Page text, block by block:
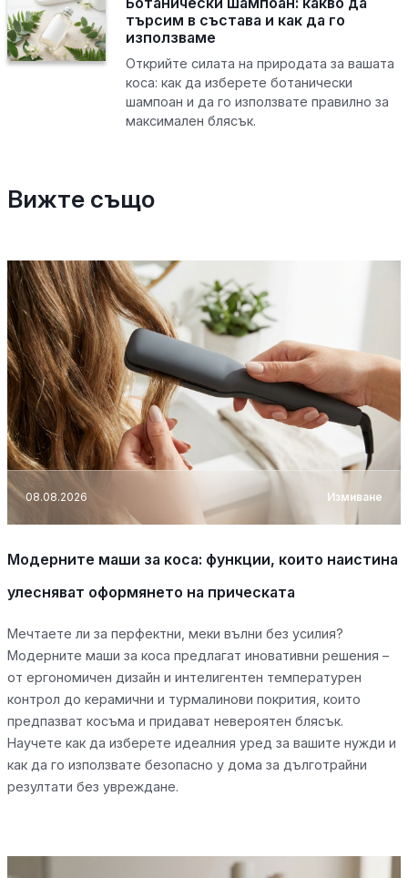
търсим в състава и как да го
използваме
Открийте силата на природата за вашата
коса: как да изберете ботанически
шампоан и да го използвате правилно за
максимален блясък.
Вижте също
08.08.2026 Измиване
Модерните маши за коса: функции, които наистина
улесняват оформянето на прическата
Мечтаете ли за перфектни, меки вълни без усилия?
Модерните маши за коса предлагат иновативни решения –
от ергономичен дизайн и интелигентен температурен
контрол до керамични и турмалинови покрития, които
предпазват косъма и придават невероятен блясък.
Научете как да изберете идеалния уред за вашите нужди и
как да го използвате безопасно у дома за дълготрайни
резултати без увреждане.